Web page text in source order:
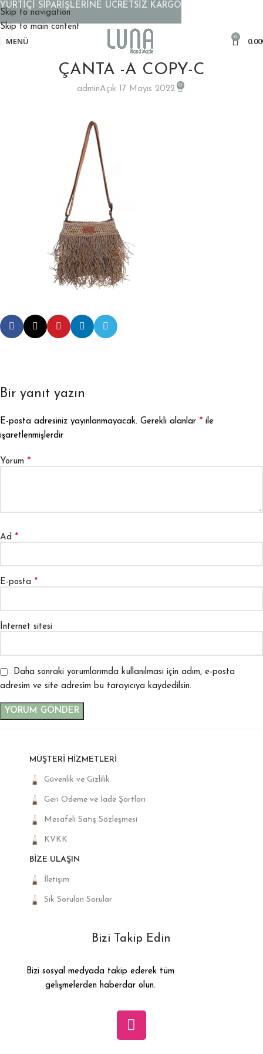
Skip to navigation
Skip to main content
MENÜ 0 0.00
ÇANTA -A COPY-C
adminAçık 17 Mayıs 2022 0
Bir yanıt yazın
E-posta adresiniz yayınlanmayacak. Gerekli alanlar * ile
işaretlenmişlerdir
Yorum *
Ad *
E-posta *
İnternet sitesi
Daha sonraki yorumlarımda kullanılması için adım, e-posta
adresim ve site adresim bu tarayıcıya kaydedilsin.
MÜŞTERI HIZMETLERI
Güvenlik ve Gizlilik
Geri Ödeme ve İade Şartları
Mesafeli Satış Sözleşmesi
KVKK
BIZE ULAŞIN
İletişim
Sık Sorulan Sorular
Bizi Takip Edin
Bizi sosyal medyada takip ederek tüm
gelişmelerden haberdar olun.
YURTİÇİ SİPARİŞLERİNE ÜCRETSİZ KARGO